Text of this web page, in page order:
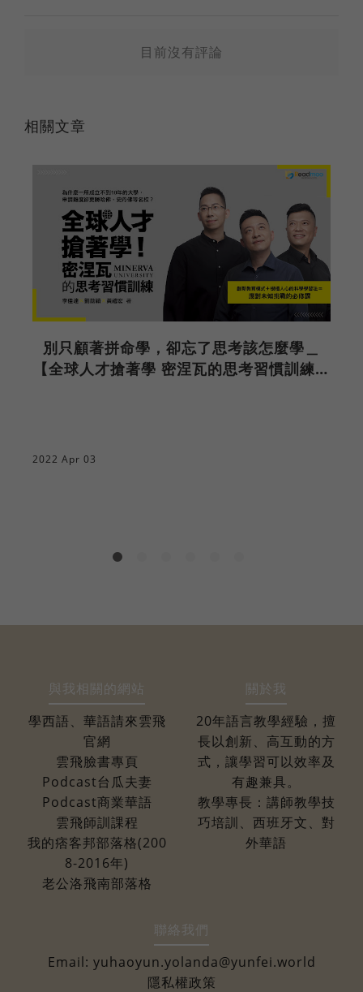
目前沒有評論
相關文章
別只顧著拼命學，卻忘了思考該怎麼學＿
【全球人才搶著學 密涅瓦的思考習慣訓練】
2022 Apr 03
與我相關的網站
學西語、華語請來雲飛
官網
雲飛臉書專頁
Podcast台瓜夫妻
Podcast商業華語
雲飛師訓課程
我的痞客邦部落格(200
8-2016年)
老公洛飛南部落格
關於我
20年語言教學經驗，擅
長以創新、高互動的方
式，讓學習可以效率及
有趣兼具。
教學專長：講師教學技
巧培訓、西班牙文、對
外華語
聯絡我們
Email: yuhaoyun.yolanda@yunfei.world
隱私權政策